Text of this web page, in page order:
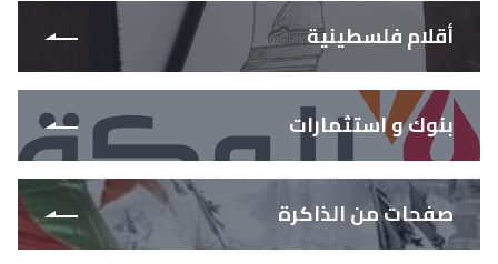
أقلام فلسطينية
بنوك و استثمارات
صفحات من الذاكرة